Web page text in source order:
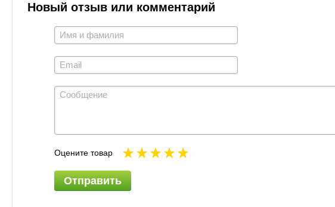
Новый отзыв или комментарий
Оцените товар
Отправить